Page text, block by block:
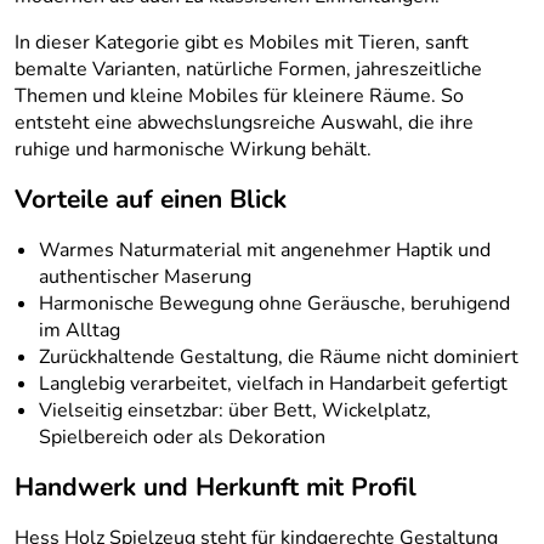
In dieser Kategorie gibt es Mobiles mit Tieren, sanft
bemalte Varianten, natürliche Formen, jahreszeitliche
Themen und kleine Mobiles für kleinere Räume. So
entsteht eine abwechslungsreiche Auswahl, die ihre
ruhige und harmonische Wirkung behält.
Vorteile auf einen Blick
Warmes Naturmaterial mit angenehmer Haptik und
authentischer Maserung
Harmonische Bewegung ohne Geräusche, beruhigend
im Alltag
Zurückhaltende Gestaltung, die Räume nicht dominiert
Langlebig verarbeitet, vielfach in Handarbeit gefertigt
Vielseitig einsetzbar: über Bett, Wickelplatz,
Spielbereich oder als Dekoration
Handwerk und Herkunft mit Profil
Hess Holz Spielzeug steht für kindgerechte Gestaltung